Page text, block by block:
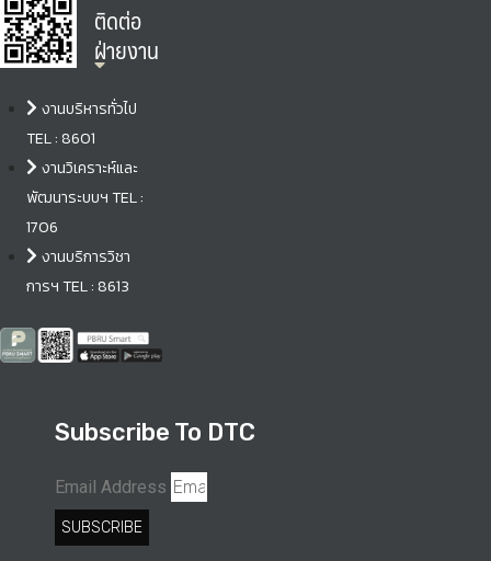
ติดต่อ
ฝ่ายงาน
งานบริหารทั่วไป
TEL : 8601
งานวิเคราะห์และ
พัฒนาระบบฯ TEL :
1706
งานบริการวิชา
การฯ TEL : 8613
Subscribe To DTC
Email Address
SUBSCRIBE